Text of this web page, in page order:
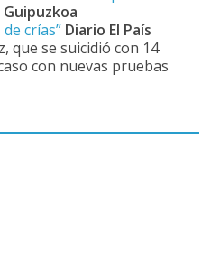
de crías” Diario El País
que se suicidió con 14
con nuevas pruebas